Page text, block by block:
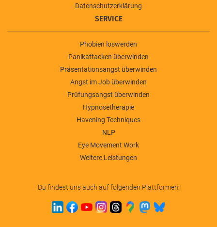
Datenschutzerklärung
SERVICE
Phobien loswerden
Panikattacken überwinden
Präsentationsangst überwinden
Angst im Job überwinden
Prüfungsangst überwinden
Hypnosetherapie
Havening Techniques
NLP
Eye Movement Work
Weitere Leistungen
Du findest uns auch auf folgenden Plattformen: